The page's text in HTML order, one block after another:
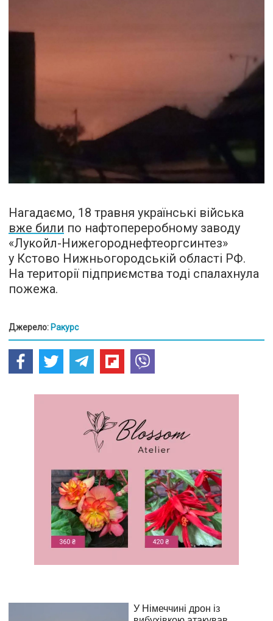
Нагадаємо, 18 травня українські війська
вже били по нафтопереробному заводу
«Лукойл-Нижегороднефтеоргсинтез»
у Кстово Нижньогородській області РФ.
На території підприємства тоді спалахнула
пожежа.
Джерело: Ракурс